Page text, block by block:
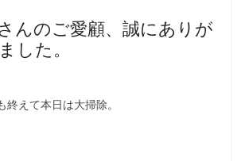
んのご愛顧、誠にありが
した。
終えて本日は大掃除。